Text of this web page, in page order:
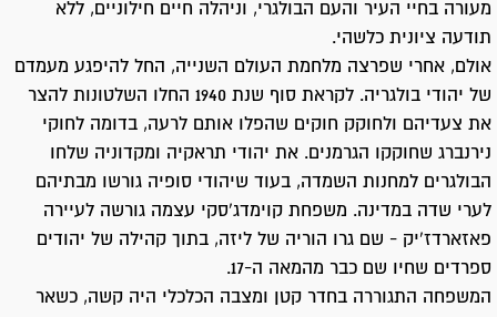
מעורה בחיי העיר והעם הבולגרי, וניהלה חיים חילוניים, ללא
תודעה ציונית כלשהי.
אולם, אחרי שפרצה מלחמת העולם השנייה, החל להיפגע מעמדם
של יהודי בולגריה. לקראת סוף שנת 1940 החלו השלטונות להצר
את צעדיהם ולחוקק חוקים שהפלו אותם לרעה, בדומה לחוקי
נירנברג שחוקקו הגרמנים. את יהודי תראקיה ומקדוניה שלחו
הבולגרים למחנות השמדה, בעוד שיהודי סופיה גורשו מבתיהם
לערי שדה במדינה. משפחת קוימדג'סקי עצמה גורשה לעיירה
פאזארדז'יק - שם גרו הוריה של ליזה, בתוך קהילה של יהודים
ספרדים שחיו שם כבר מהמאה ה-17.
המשפחה התגוררה בחדר קטן ומצבה הכלכלי היה קשה, כשאר